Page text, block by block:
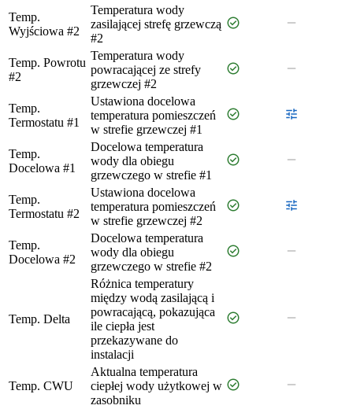
Temp.
Wyjściowa #2
Temperatura wody
zasilającej strefę grzewczą
#2
check_circle remove
Temp. Powrotu
#2
Temperatura wody
powracającej ze strefy
grzewczej #2
check_circle remove
Temp.
Termostatu #1
Ustawiona docelowa
temperatura pomieszczeń
w strefie grzewczej #1
check_circle tune
Temp.
Docelowa #1
Docelowa temperatura
wody dla obiegu
grzewczego w strefie #1
check_circle remove
Temp.
Termostatu #2
Ustawiona docelowa
temperatura pomieszczeń
w strefie grzewczej #2
check_circle tune
Temp.
Docelowa #2
Docelowa temperatura
wody dla obiegu
grzewczego w strefie #2
check_circle remove
Temp. Delta
Różnica temperatury
między wodą zasilającą i
powracającą, pokazująca
ile ciepła jest
przekazywane do
instalacji
check_circle remove
Temp. CWU
Aktualna temperatura
ciepłej wody użytkowej w
zasobniku
check_circle remove